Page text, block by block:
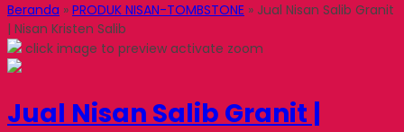
Beranda » PRODUK NISAN-TOMBSTONE » Jual Nisan Salib Granit
| Nisan Kristen Salib
click image to preview activate zoom
Jual Nisan Salib Granit |